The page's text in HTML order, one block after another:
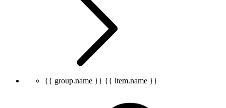
{{ group.name }} {{ item.name }}